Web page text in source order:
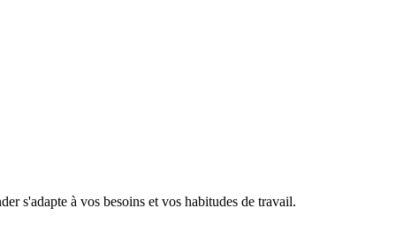
s'adapte à vos besoins et vos habitudes de travail.